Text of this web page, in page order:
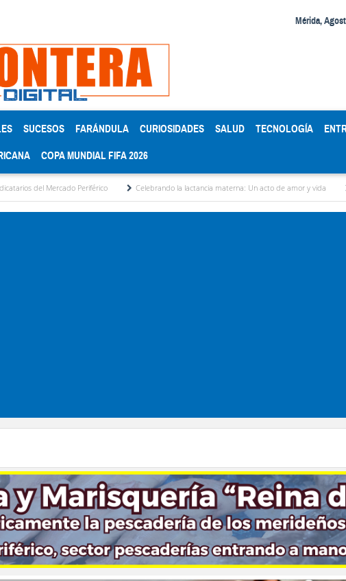
Mérida,
SUCESOS FARÁNDULA CURIOSIDADES SALUD TECNOLOGÍA
COPA MUNDIAL FIFA 2026
Periférico Celebrando la lactancia materna: Un acto de amor y vida Murió José